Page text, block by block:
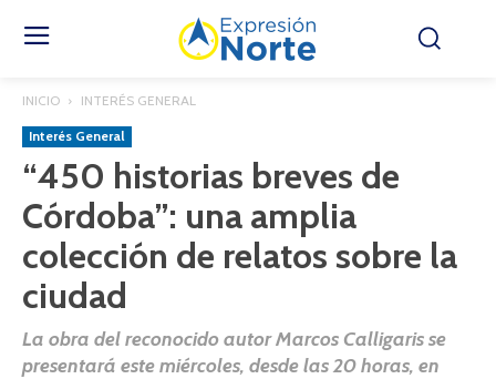
INICIO INTERÉS GENERAL
Interés General
“450 historias breves de
Córdoba”: una amplia
colección de relatos sobre la
ciudad
La obra del reconocido autor Marcos Calligaris se
presentará este miércoles, desde las 20 horas, en